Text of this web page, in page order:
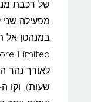
של רכבת
מפעילה שני